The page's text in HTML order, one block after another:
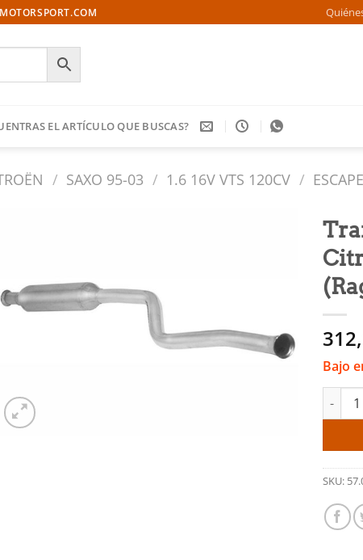
EL ARTÍCULO QUE BUSCAS?
/ SAXO 95-03 / 1.6 16V VTS 120CV /
Bajo
SKU: